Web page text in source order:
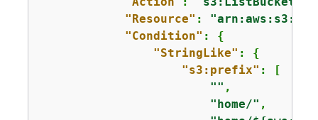
"Resource" : "arn:aws:s3:::
"Condition" : {
"StringLike" : {
"s3:prefix" : [
"" ,
"home/" ,